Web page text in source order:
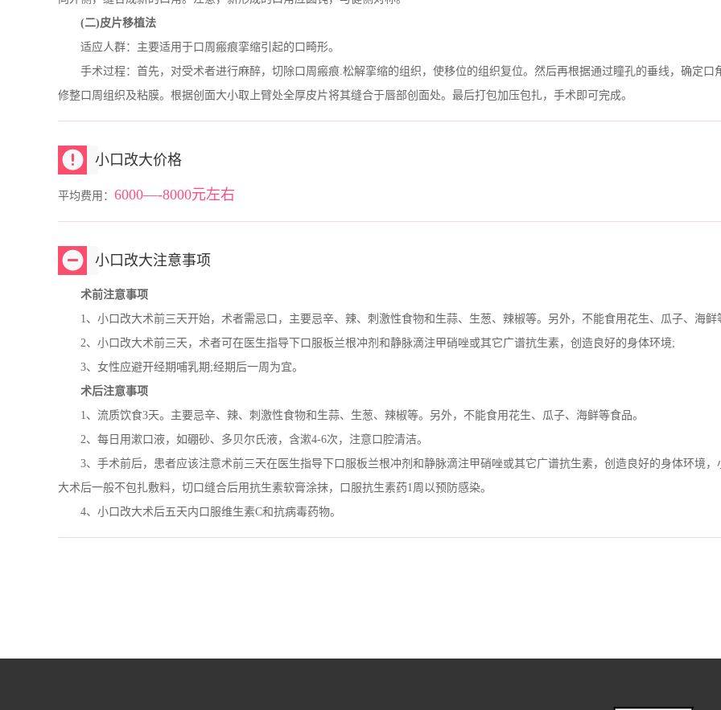
(二)皮片移植法
适应人群：主要适用于口周瘢痕挛缩引起的口畸形。
手术过程：首先，对受术者进行麻醉，切除口周瘢痕.松解挛缩的组织，使移位的组织复位。然后再根据通过瞳孔的垂线，确定口
修整口周组织及粘膜。根据创面大小取上臂处全厚皮片将其缝合于唇部创面处。最后打包加压包扎，手术即可完成。
小口改大价格
平均费用： 6000—-8000元左右
小口改大注意事项
术前注意事项
1、小口改大术前三天开始，术者需忌口，主要忌辛、辣、刺激性食物和生蒜、生葱、辣椒等。另外，不能食用花生、瓜子、海鲜
2、小口改大术前三天，术者可在医生指导下口服板兰根冲剂和静脉滴注甲硝唑或其它广谱抗生素，创造良好的身体环境;
3、女性应避开经期哺乳期;经期后一周为宜。
术后注意事项
1、流质饮食3天。主要忌辛、辣、刺激性食物和生蒜、生葱、辣椒等。另外，不能食用花生、瓜子、海鲜等食品。
2、每日用漱口液，如硼砂、多贝尔氏液，含漱4-6次，注意口腔清洁。
3、手术前后，患者应该注意术前三天在医生指导下口服板兰根冲剂和静脉滴注甲硝唑或其它广谱抗生素，创造良好的身体环境，
大术后一般不包扎敷料，切口缝合后用抗生素软膏涂抹，口服抗生素药1周以预防感染。
4、小口改大术后五天内口服维生素C和抗病毒药物。